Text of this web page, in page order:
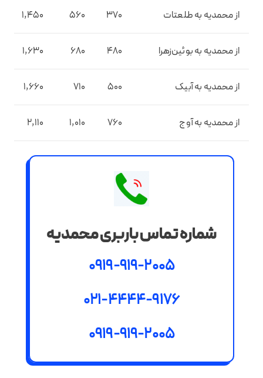
از محمدیه به طلعتات 370
560
1,450
از محمدیه به بوئین‌زهرا 480
680
1,630
از محمدیه به آبیک 500
710
1,660
از محمدیه به آوج 760
1,010
2,110
شماره تماس باربری محمدیه
0919-919-2005
021-4444-9176
0919-919-2005